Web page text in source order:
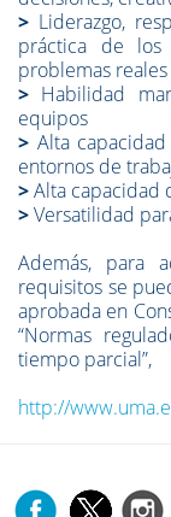
> Liderazgo,
práctica de los
problemas reales
> Habilidad
equipos
> Alta
entornos de
>Alta capacidad
>Versatilidad
Además, para
requisitos se
aprobada en
“Normas
tiempo parcial”,
http://